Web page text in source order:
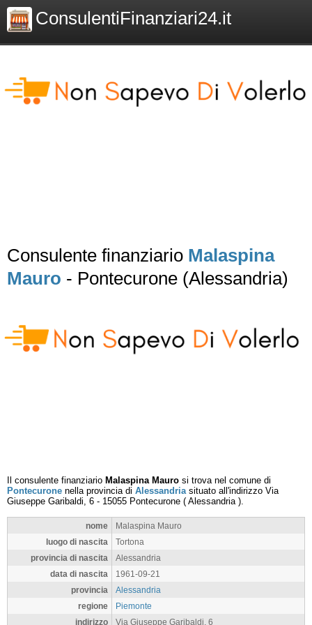
ConsulentiFinanziari24.it
Consulente finanziario Malaspina
Mauro - Pontecurone (Alessandria)
Il consulente finanziario Malaspina Mauro si trova nel comune di
Pontecurone nella provincia di Alessandriasituato all'indirizzo Via
Giuseppe Garibaldi, 6 - 15055 Pontecurone ( Alessandria).
nome
Malaspina Mauro
luogo di nascita
Tortona
provincia di nascita
Alessandria
data di nascita
1961-09-21
provincia
Alessandria
regione
Piemonte
indirizzo
Via Giuseppe Garibaldi, 6